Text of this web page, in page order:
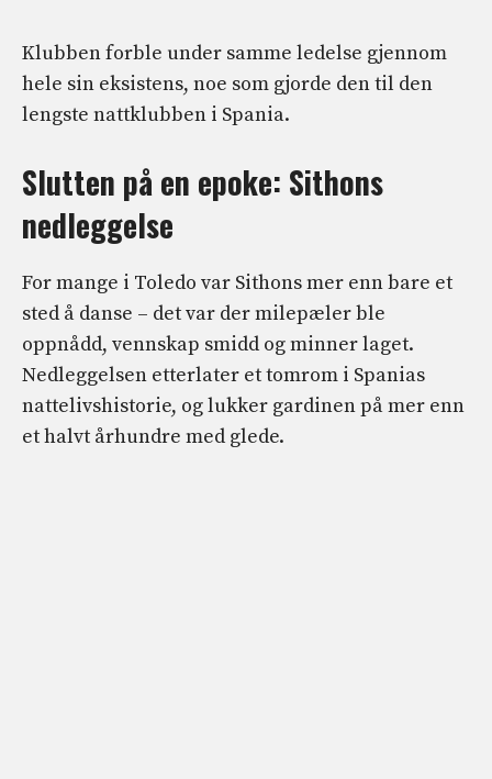
Klubben forble under samme ledelse gjennom
hele sin eksistens, noe som gjorde den til den
lengste nattklubben i Spania.
Slutten på en epoke: Sithons
nedleggelse
For mange i Toledo var Sithons mer enn bare et
sted å danse – det var der milepæler ble
oppnådd, vennskap smidd og minner laget.
Nedleggelsen etterlater et tomrom i Spanias
nattelivshistorie, og lukker gardinen på mer enn
et halvt århundre med glede.